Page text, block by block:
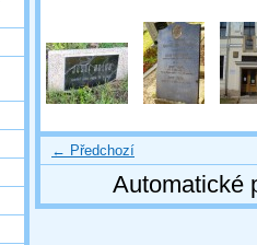
← Předchozí
Automatické